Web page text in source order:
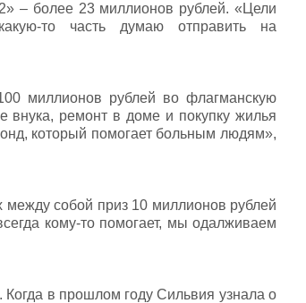
– более 23 миллионов рублей. «Цели
то часть думаю отправить на
миллионов рублей во флагманскую
внука, ремонт в доме и покупку жилья
который помогает больным людям»,
между собой приз 10 миллионов рублей
кому-то помогает, мы одалживаем
в прошлом году Сильвия узнала о